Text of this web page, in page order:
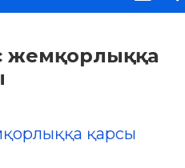
жемқорлыққа
қарсы